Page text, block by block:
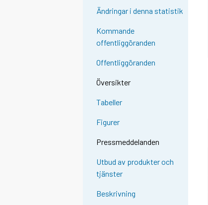
Ändringar i denna statistik
Kommande
offentliggöranden
Offentliggöranden
Översikter
Tabeller
Figurer
Pressmeddelanden
Utbud av produkter och
tjänster
Beskrivning